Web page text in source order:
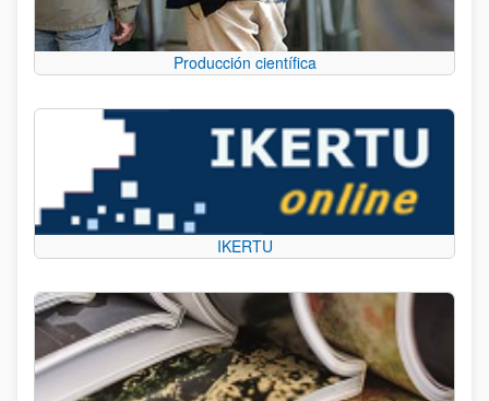
Producción científica
IKERTU